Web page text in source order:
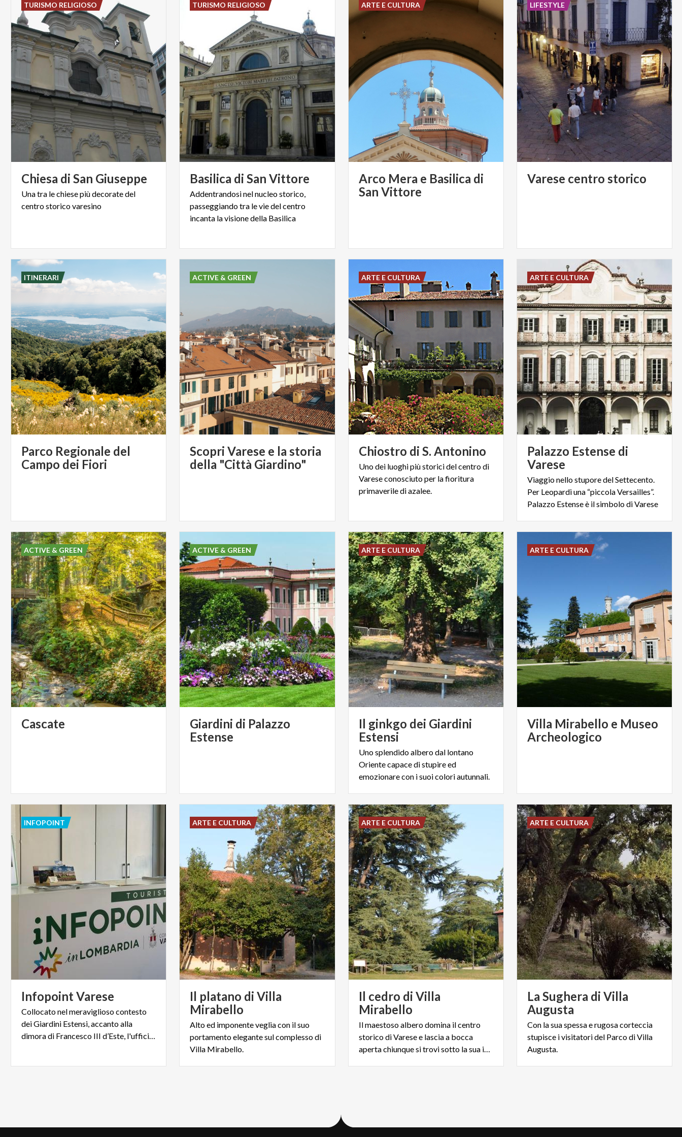
Chiesa di San Giuseppe
Unatra lechiesepiùdecoratedel
centrostoricovaresino
TURISMO RELIGIOSO
Basilica di San Vittore
Addentrandosi nel nucleo storico,
passeggiando tra le vie del centro
incanta la visione della Basilica
TURISMO RELIGIOSO
Arco Mera e Basilica di
San Vittore
ARTE E CULTURA
Varese centro storico
LIFESTYLE
Parco Regionale del
Campo dei Fiori
ITINERARI
Scopri Varese e la storia
della "Città Giardino"
ACTIVE & GREEN
Chiostro di S. Antonino
Uno dei luoghi più storici del centro di
Varese conosciuto per la fioritura
primaverile di azalee.
ARTE E CULTURA
Palazzo Estense di
Varese
Viaggio nello stupore del Settecento.
Per Leopardi una “piccola Versailles”.
Palazzo Estense è il simbolo di Varese
ARTE E CULTURA
Cascate
ACTIVE & GREEN
Giardini di Palazzo
Estense
ACTIVE & GREEN
Il ginkgo dei Giardini
Estensi
Uno splendido albero dal lontano
Oriente capace di stupire ed
emozionare con i suoi colori autunnali.
ARTE E CULTURA
Villa Mirabello e Museo
Archeologico
ARTE E CULTURA
Infopoint Varese
Collocato nel meraviglioso contesto
dei Giardini Estensi, accanto alla
INFOPOINT
Il platano di Villa
Mirabello
Alto ed imponente veglia con il suo
portamento elegante sul complesso di
Villa Mirabello.
ARTE E CULTURA
Il cedro di Villa
Mirabello
Il maestoso albero domina il centro
storico di Varese e lascia a bocca
aperta chiunque si trovi sotto la sua imponente chioma.
ARTE E CULTURA
La Sughera di Villa
Augusta
Con la sua spessa e rugosa corteccia
stupisce i visitatori del Parco di Villa
Augusta.
ARTE E CULTURA